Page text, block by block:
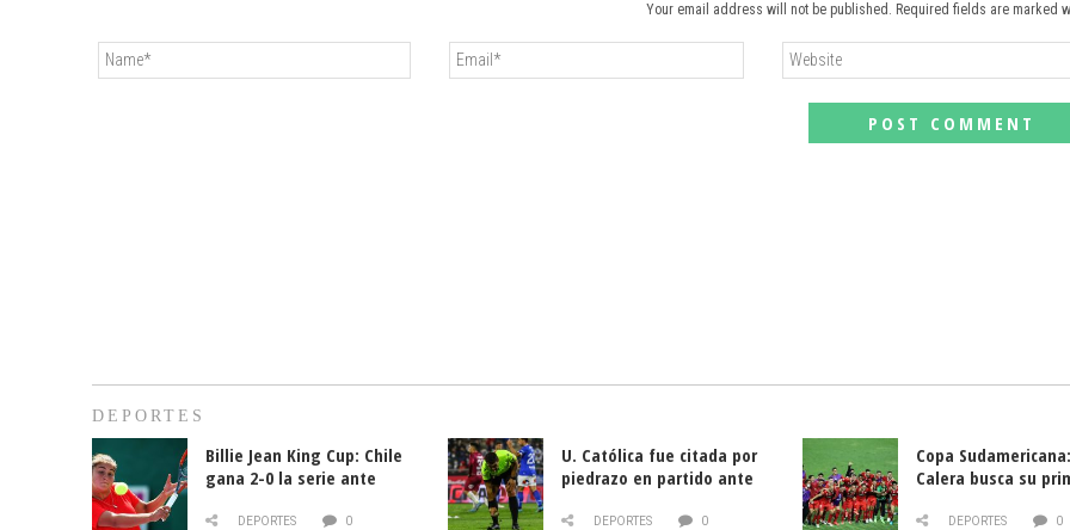
Your email address will not be published. Required fields are marked
DEPORTES
Billie Jean King Cup: Chile
gana 2-0 la serie ante
DEPORTES 0
U. Católica fue citada por
piedrazo en partido ante
DEPORTES 0
Copa
Calera busca su
DEPORTES 0